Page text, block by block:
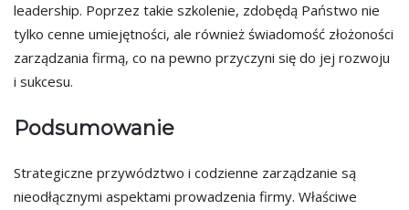
leadership. Poprzez takie szkolenie, zdobędą Państwo nie
tylko cenne umiejętności, ale również świadomość złożoności
zarządzania firmą, co na pewno przyczyni się do jej rozwoju
i sukcesu.
Podsumowanie
Strategiczne przywództwo i codzienne zarządzanie są
nieodłącznymi aspektami prowadzenia firmy. Właściwe